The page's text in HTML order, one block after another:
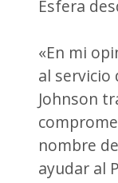
Esfera
«En mi
al servicio
Johnson
nombre
ayudar al